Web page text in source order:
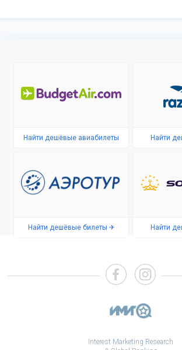
Найти дешёвые авиабилеты Найти
Найти дешёвые билеты ✈ Найти
Interest Marketing Research